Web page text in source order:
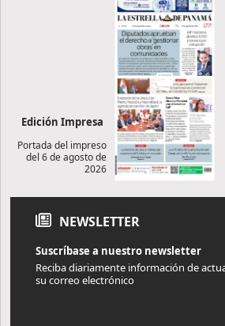
Edición Impresa
Portada del impreso
del 6 de agosto de
2026
NEWSLETTER
Suscríbase a nuestro newsletter
Reciba diariamente información de
su correo electrónico